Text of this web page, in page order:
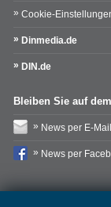
Cookie-
Dinmedia.de
DIN.de
Bleiben Sie auf
News per E-Mail
News per